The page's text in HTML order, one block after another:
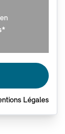
Légales